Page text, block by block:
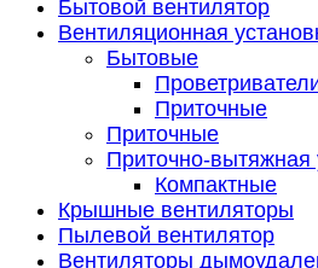
Бытовой вентилятор
Вентиляционная
Бытовые
Приточные
Приточные
Приточно-вытяжная
Компактные
Крышные вентиляторы
Пылевой вентилятор
Вентиляторы